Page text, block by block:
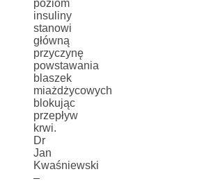
poziom
insuliny
stanowi
główną
przyczynę
powstawania
blaszek
miażdżycowych
blokując
przepływ
krwi.
Dr
Jan
Kwaśniewski
–